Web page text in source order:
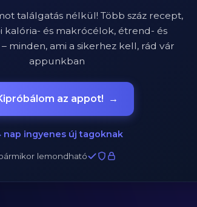
találgatás nélkül! Több száz recept,
kalória- és makrócélok, étrend- és
minden, ami a sikerhez kell, rád vár
appunkban
az appot! →
nap ingyenes új tagoknak
lemondható